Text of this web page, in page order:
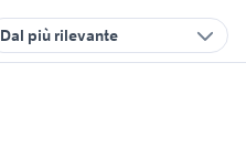
Dal più rilevante